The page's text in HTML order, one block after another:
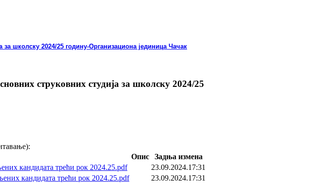
школску 2024/25 годину-Организационa јединицa Чачак
струковних студија за школску 2024/25
Опис
Задња измена
кандидата трећи рок 2024.25.pdf
23.09.2024.17:31
кандидата трећи рок 2024.25.pdf
23.09.2024.17:31